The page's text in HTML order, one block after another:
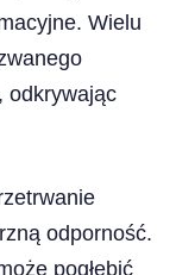
Wielu
odkrywając
odporność.
pogłębić